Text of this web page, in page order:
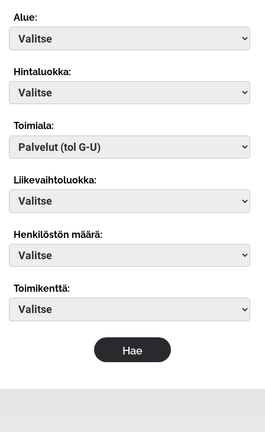
Alue:
Hintaluokka:
Toimiala:
Liikevaihtoluokka:
Henkilöstön määrä:
Toimikenttä: